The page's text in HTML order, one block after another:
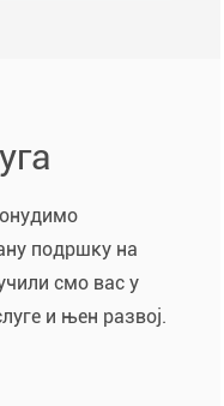
подршку на
смо вас у
и њен развој.